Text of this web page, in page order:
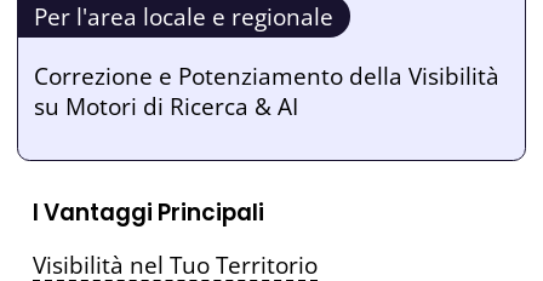
Per l'area locale e regionale
Correzione e Potenziamento della Visibilità
su Motori di Ricerca & AI
I Vantaggi Principali
Visibilità nel Tuo Territorio